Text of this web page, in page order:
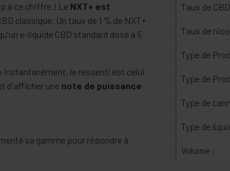
à ce chiffre ! Le NXT+ est
classique. Un taux de 1 % de NXT+
e-liquide CBD standard dosé à 5
le ressenti est celui
d'afficher une note de puissance
sa gamme pour répondre à
Taux de
Taux de
Type de
Type de
Type de
Type de
Volume :